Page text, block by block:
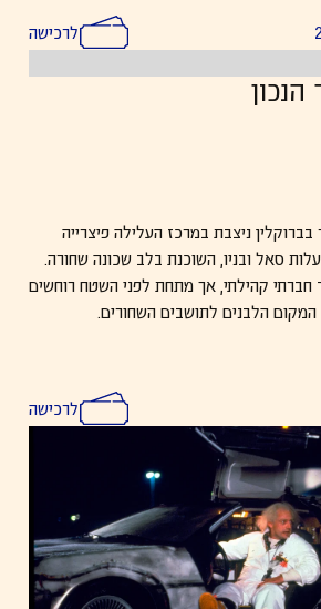
לרכישה
בברוקלין ניצבת במרכז העלילה פיצרייה
סאל ובניו, השוכנת בלב שכונה שחורה.
קהילתי, אך מתחת לפני השטח רוחשים
המקום הלבנים לתושבים השחורים.
ללא כל ייצוג לאפרו אמריקאים.
גוברת, והדרמה מתדרדרת אל מהומה
ספייק לי הופך את המתיחות, הקיפוח
קולנועית סוערת, צבעונית ומלאת
האצבע האמנותית שתלווה את כל
לרכישה